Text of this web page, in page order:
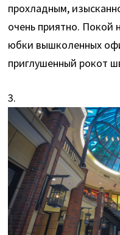
прохладным,
очень приятно.
юбки вышколенных
приглушенный рокот
3.